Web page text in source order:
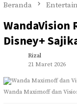
Beranda
WandaVision
Disney+
Rizal
21 Maret 2026
Wanda Maximoff dan